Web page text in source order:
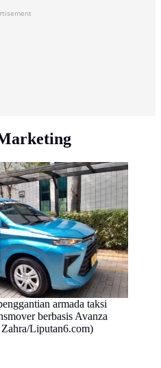
armada taksi
berbasis Avanza
Liputan6.com)